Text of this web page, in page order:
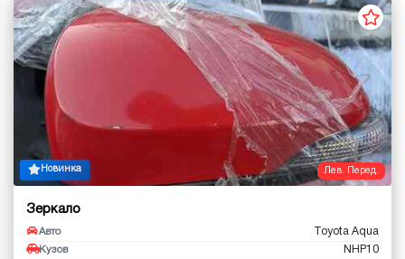
Лев. Перед.
Новинка
Зеркало
Авто Toyota Aqua
Кузов NHP10